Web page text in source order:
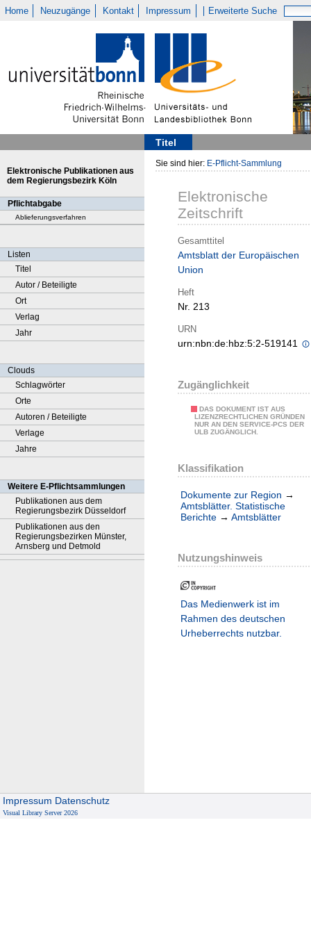
Home Neuzugänge Kontakt Impressum Erweiterte Suche
Titel
Elektronische Publikationen aus
dem Regierungsbezirk Köln
Pflichtabgabe
Ablieferungsverfahren
Listen
Titel
Autor / Beteiligte
Ort
Verlag
Jahr
Clouds
Schlagwörter
Orte
Autoren / Beteiligte
Verlage
Jahre
Weitere E-Pflichtsammlungen
Publikationen aus dem
Regierungsbezirk Düsseldorf
Publikationen aus den
Regierungsbezirken Münster,
Arnsberg und Detmold
Sie sind hier: E-Pflicht-Sammlung
Elektronische
Zeitschrift
Gesamttitel
Amtsblatt der Europäischen
Union
Heft
Nr. 213
URN
urn:nbn:de:hbz:5:2-519141
Zugänglichkeit
DAS DOKUMENT IST AUS
LIZENZRECHTLICHEN GRÜNDEN
NUR AN DEN SERVICE-PCS DER
ULB ZUGÄNGLICH.
Klassifikation
Dokumente zur Region →
Amtsblätter. Statistische
Berichte → Amtsblätter
Nutzungshinweis
Das Medienwerk ist im
Rahmen des deutschen
Urheberrechts nutzbar.
Impressum Datenschutz
Visual Library Server 2026